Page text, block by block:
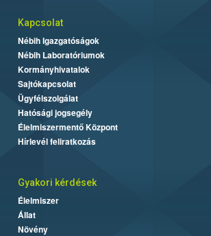
Kapcsolat
Nébih Igazgatóságok
Nébih Laboratóriumok
Kormányhivatalok
Sajtókapcsolat
Ügyfélszolgálat
Hatósági jogsegély
Élelmiszermentő Központ
Hírlevél feliratkozás
Gyakori kérdések
Élelmiszer
Állat
Növény